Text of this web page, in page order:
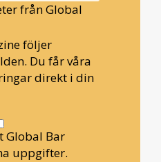
från Global
följer
Du får våra
direkt i din
Global Bar
uppgifter.